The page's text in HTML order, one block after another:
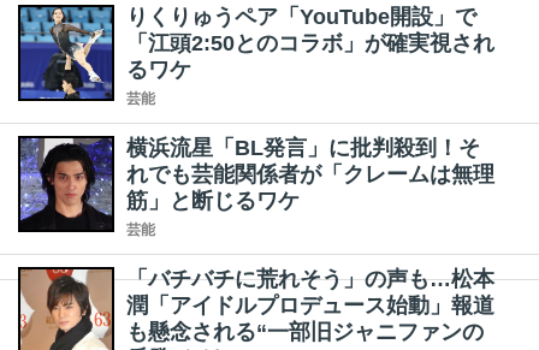
りくりゅうペア「YouTube開設」で
「江頭2:50とのコラボ」が確実視され
るワケ
芸能
横浜流星「BL発言」に批判殺到！そ
れでも芸能関係者が「クレームは無理
筋」と断じるワケ
芸能
「バチバチに荒れそう」の声も…松本
潤「アイドルプロデュース始動」報道
も懸念される“一部旧ジャニファンの